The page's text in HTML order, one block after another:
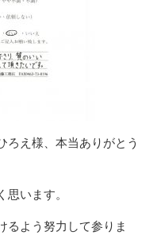
ろえ様、本当ありがとう
います。
るよう努力して参りま